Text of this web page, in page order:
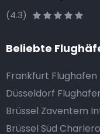
(4.3)
Beliebte
Frankfurt Flughafen
Düsseldorf
Brüssel Zaventem
Brüssel Süd